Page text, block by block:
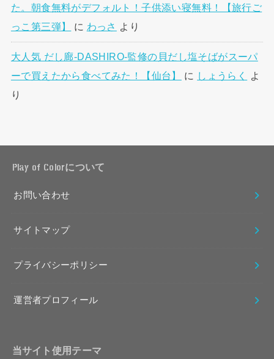
た。朝食無料がデフォルト！子供添い寝無料！【旅行ご
っこ第三弾】
に わっさ より
大人気 だし廊-DASHIRO-監修の貝だし塩そばがスーパ
ーで買えたから食べてみた！【仙台】
に しょうらく
よ
り
Play of Colorについて
お問い合わせ
サイトマップ
プライバシーポリシー
運営者プロフィール
当サイト使用テーマ